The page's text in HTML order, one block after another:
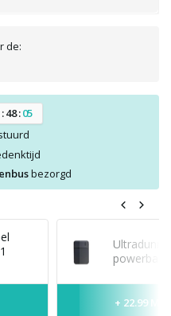
de:
:48:04
bezorgd
+ 22.99